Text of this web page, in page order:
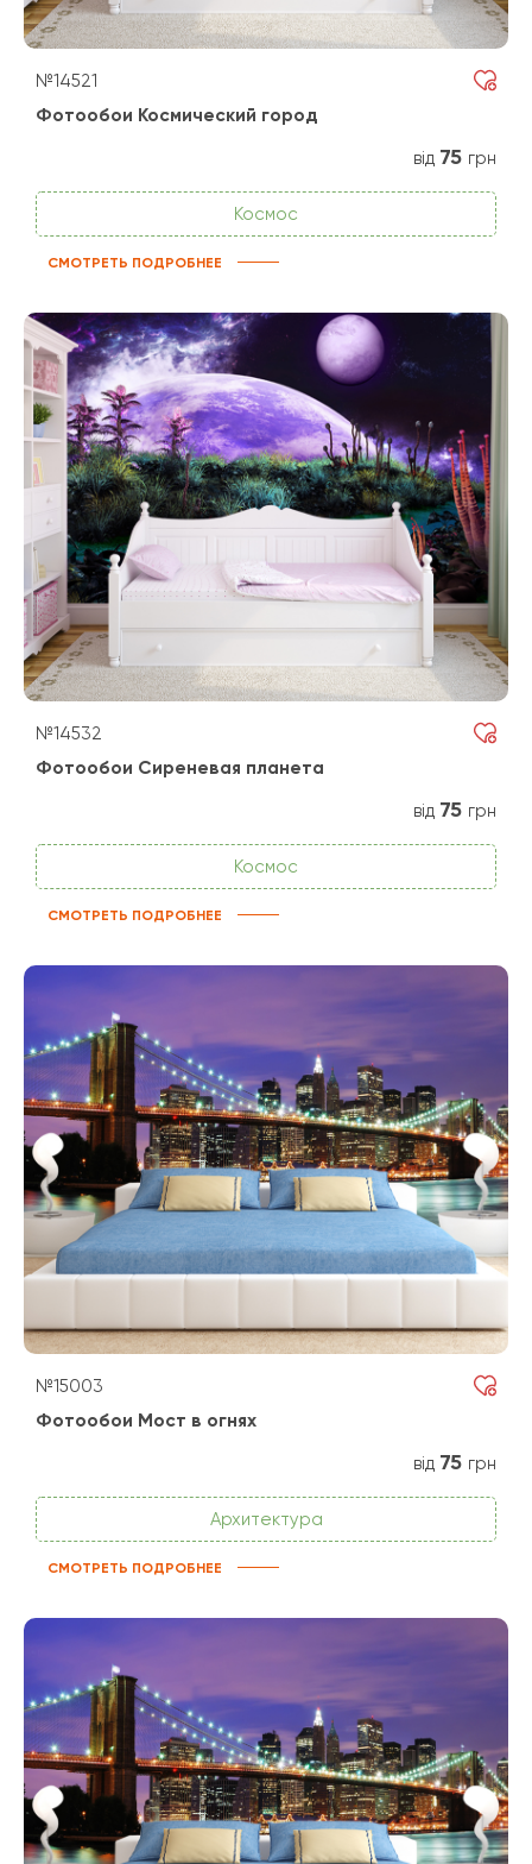
№14521
Фотообои Космический город
від 75 грн
Космос
СМОТРЕТЬ ПОДРОБНЕЕ
№14532
Фотообои Сиреневая планета
від 75 грн
Космос
СМОТРЕТЬ ПОДРОБНЕЕ
№15003
Фотообои Мост в огнях
від 75 грн
Архитектура
СМОТРЕТЬ ПОДРОБНЕЕ